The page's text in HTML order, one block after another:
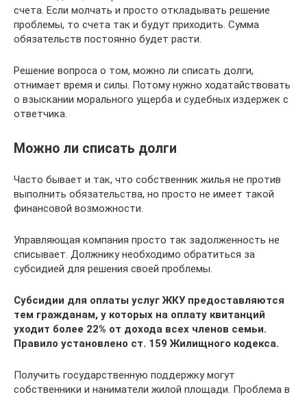
счета. Если молчать и просто откладывать решение
проблемы, то счета так и будут приходить. Сумма
обязательств постоянно будет расти.
Решение вопроса о том, можно ли списать долги,
отнимает время и силы. Потому нужно ходатайствовать
о взыскании морального ущерба и судебных издержек с
ответчика.
Можно ли списать долги
Часто бывает и так, что собственник жилья не против
выполнить обязательства, но просто не имеет такой
финансовой возможности.
Управляющая компания просто так задолженность не
списывает. Должнику необходимо обратиться за
субсидией для решения своей проблемы.
Субсидии для оплаты услуг ЖКУ предоставляются
тем гражданам, у которых на оплату квитанций
уходит более 22% от дохода всех членов семьи.
Правило установлено ст. 159 Жилищного кодекса.
Получить государственную поддержку могут
собственники и наниматели жилой площади. Проблема в